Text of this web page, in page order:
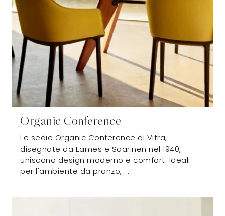
Organic Conference
Le sedie Organic Conference di Vitra,
disegnate da Eames e Saarinen nel 1940,
uniscono design moderno e comfort. Ideali
per l'ambiente da pranzo, ...